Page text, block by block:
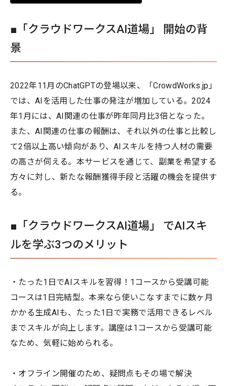
■「クラウドワークスAI道場」 開始の背
景
2022年11月のChatGPTの登場以来、「CrowdWorks.jp」
では、AIを活用した仕事の発注が増加している。2024
年1月には、AI関連の仕事が昨年同月比3倍となった。
また、AI関連の仕事の報酬は、それ以外の仕事と比較し
て2倍以上高い傾向があり、AIスキルを持つ人材の需要
の高さが伺える。本サービスを通じて、副業を希望する
方々に対し、新たな報酬獲得手段と活躍の機会を提供す
る。
■「クラウドワークスAI道場」 でAIスキ
ルを学ぶ3つのメリット
・たった1日でAIスキルを習得！1コースから受講可能
コースは1日完結型。本来なら使いこなすまでに数ヶ月
かかる生成AIも、たった1日で実務で活用できるレベル
までスキルが向上します。講座は1コースから受講可能
なため、気軽に始められる。
・オフライン開催のため、疑問点もその場で解決